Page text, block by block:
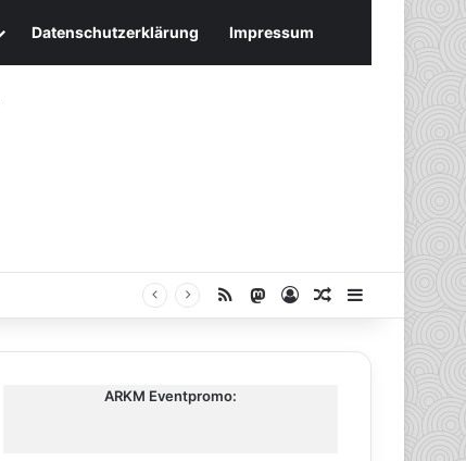
Datenschutzerklärung Impressum
RSS Mastodon
AnmeldenZufälliger
ARKM Eventpromo: